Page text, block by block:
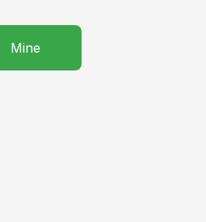
Mine